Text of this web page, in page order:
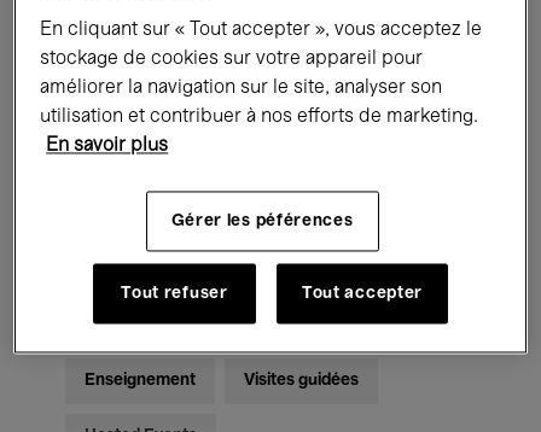
Expositions Films Performances
Rencontres & Débats Jazz
Musique électronique
Pour tous Kids’ Palace
Enseignement Visites guidées
En cliquant sur « Tout accepter », vous acceptez le
stockage de cookies sur votre appareil pour
améliorer la navigation sur le site, analyser son
utilisation et contribuer à nos efforts de marketing.
En savoir plus
Gérer les péférences
Tout refuser Tout accepter